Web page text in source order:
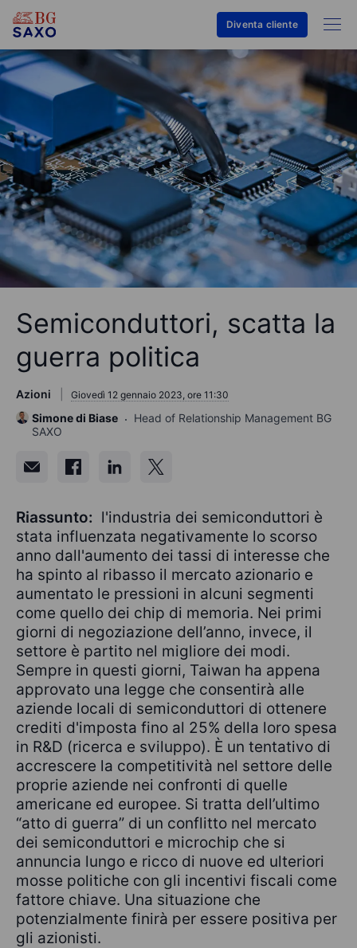
Diventa cliente
Semiconduttori, scatta la
guerra politica
Azioni Giovedì 12 gennaio 2023, ore 11:30
Simone di Biase
Head of Relationship Management BG
SAXO
Riassunto: l'industria dei semiconduttori è
stata influenzata negativamente lo scorso
anno dall'aumento dei tassi di interesse che
ha spinto al ribasso il mercato azionario e
aumentato le pressioni in alcuni segmenti
come quello dei chip di memoria. Nei primi
giorni di negoziazione dell’anno, invece, il
settore è partito nel migliore dei modi.
Sempre in questi giorni, Taiwan ha appena
approvato una legge che consentirà alle
aziende locali di semiconduttori di ottenere
crediti d'imposta fino al 25% della loro spesa
in R&D (ricerca e sviluppo). È un tentativo di
accrescere la competitività nel settore delle
proprie aziende nei confronti di quelle
americane ed europee. Si tratta dell’ultimo
“atto di guerra” di un conflitto nel mercato
dei semiconduttori e microchip che si
annuncia lungo e ricco di nuove ed ulteriori
mosse politiche con gli incentivi fiscali come
fattore chiave. Una situazione che
potenzialmente finirà per essere positiva per
gli azionisti.